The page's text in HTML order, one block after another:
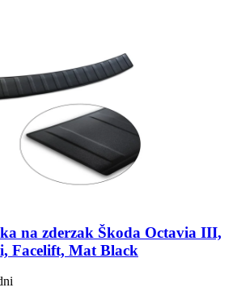
na zderzak Škoda Octavia III,
Facelift, Mat Black